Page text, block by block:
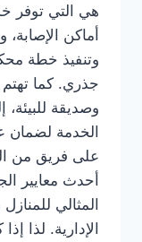
هي التي توفر
أماكن الإصابة،
وتنفيذ خطة
جذري. كما تهتم
وصديقة
الخدمة لضمان
على فريق من
أحدث معايير
المثالي
الإدارية. لذا